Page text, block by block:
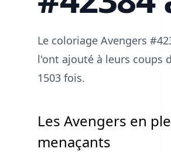
Le coloriage Avengers
l'ont ajouté à leurs coups
1503 fois.
Les Avengers en
menaçants